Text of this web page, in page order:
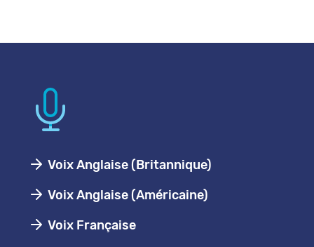
Voix Anglaise (Britannique)
Voix Anglaise (Américaine)
Voix Française